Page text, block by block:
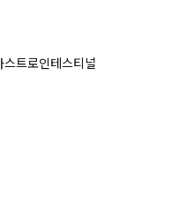
트로인테스티널